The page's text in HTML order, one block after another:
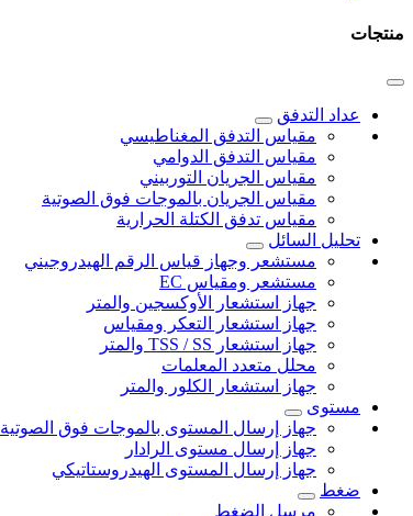
منتجات
عداد التدفق
مقياس التدفق المغناطيسي
مقياس التدفق الدوامي
مقياس الجريان التوربيني
مقياس الجريان بالموجات فوق الصوتية
مقياس تدفق الكتلة الحرارية
تحليل السائل
مستشعر وجهاز قياس الرقم الهيدروجيني
مستشعر ومقياس EC
جهاز استشعار الأوكسجين والمتر
جهاز استشعار التعكر ومقياس
جهاز استشعار TSS / SS والمتر
محلل متعدد المعلمات
جهاز استشعار الكلور والمتر
مستوى
جهاز إرسال المستوى بالموجات فوق الصوتية
جهاز إرسال مستوى الرادار
جهاز إرسال المستوى الهيدروستاتيكي
ضغط
مرسل الضغط